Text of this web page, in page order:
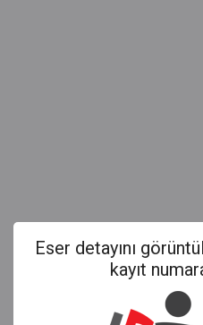
Eser detayını
kayıt